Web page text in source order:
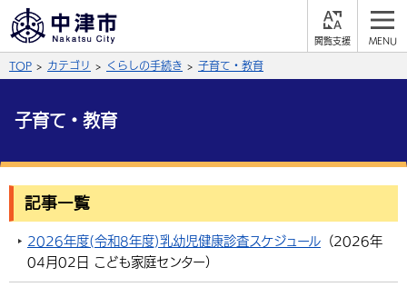
ふりがなをつける
よみあげる
黒 青 白
文字の大きさ
Facebook X (Twitter) YouTube
サイト内検索
総合メニュー
TOP カテゴリ くらしの手続き 子育て・教育
子育て・教育
記事一覧
2026年度(令和8年度)乳幼児健康診査スケジュール （2026年
04月02日 こども家庭センター）